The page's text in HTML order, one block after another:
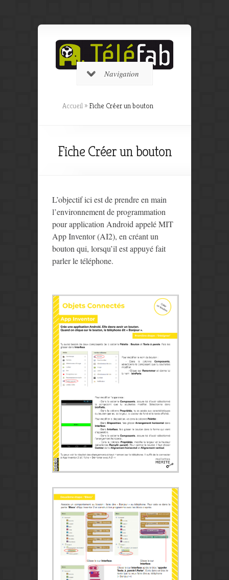
Navigation
Accueil » Fiche Créer un bouton
Fiche Créer un bouton
L’objectif ici est de prendre en main
l’environnement de programmation
pour application Android appelé MIT
App Inventor (AI2), en créant un
bouton qui, lorsqu’il est appuyé fait
parler le téléphone.